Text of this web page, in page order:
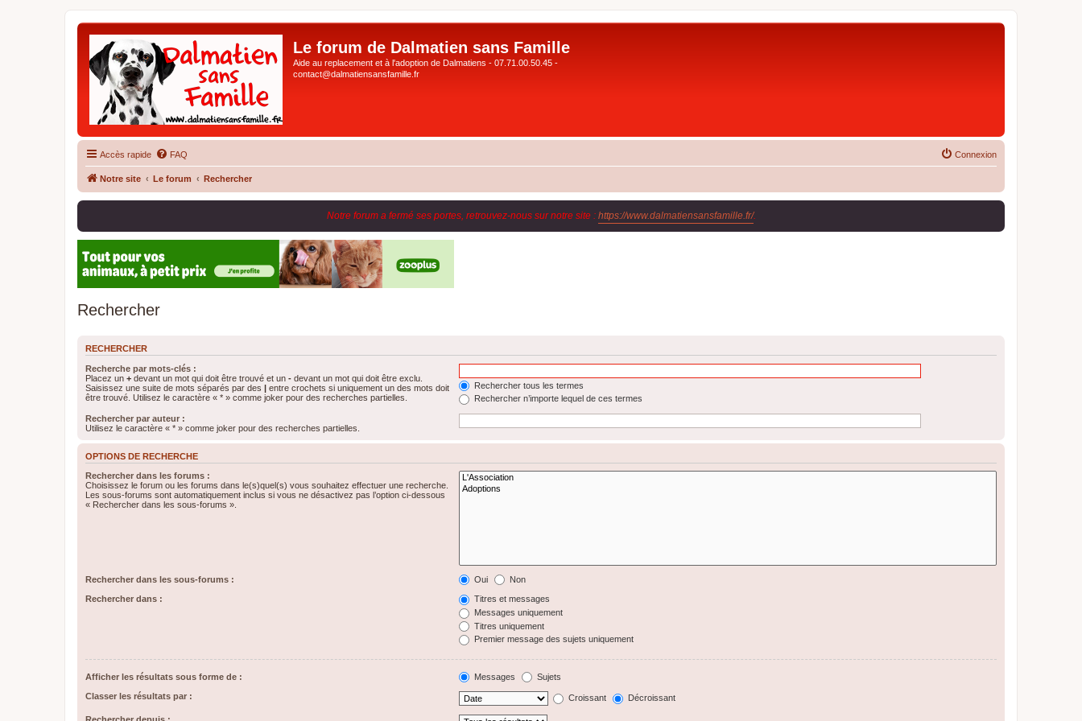
Le forum de Dalmatien sans Famille
Aide au replacement et à l'adoption de Dalmatiens - 07.71.00.50.45 -
contact@dalmatiensansfamille.fr
Accès rapide FAQ Connexion
Notre site Le forum Rechercher
Notre forum a fermé ses portes, retrouvez-nous sur notre site : https://www.dalmatiensansfamille.fr/.
Rechercher
RECHERCHER
Recherche par mots-clés :
Placez un + devant un mot qui doit être trouvé et un - devant un mot qui doit être exclu.
Saisissez une suite de mots séparés par des | entre crochets si uniquement un des mots doit
être trouvé. Utilisez le caractère « * » comme joker pour des recherches partielles.
Rechercher tous les termes
Rechercher n’importe lequel de ces termes
Rechercher par auteur :
Utilisez le caractère « * » comme joker pour des recherches partielles.
OPTIONS DE RECHERCHE
Rechercher dans les forums :
Choisissez le forum ou les forums dans le(s)quel(s) vous souhaitez effectuer une recherche.
Les sous-forums sont automatiquement inclus si vous ne désactivez pas l’option ci-dessous
« Rechercher dans les sous-forums ».
Rechercher dans les sous-forums : Oui Non
Rechercher dans :
Titres et messages
Messages uniquement
Titres uniquement
Premier message des sujets uniquement
Afficher les résultats sous forme de : Messages Sujets
Classer les résultats par : Croissant Décroissant